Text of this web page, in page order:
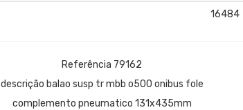
16484
Referência 79162
descrição balao susp tr mbb o500 onibus fole
complemento pneumatico 131x435mm